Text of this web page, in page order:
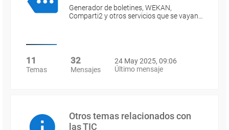
Generador de boletines, WEKAN,
Comparti2 y otros servicios que se vayan…
11
Temas
32
Mensajes
24 May 2025, 09:06
Último mensaje
Otros temas relacionados con
las TIC